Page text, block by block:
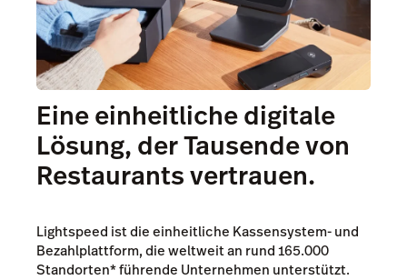
Eine einheitliche digitale
Lösung, der Tausende von
Restaurants vertrauen.
Lightspeed ist die einheitliche Kassensystem- und
Bezahlplattform, die weltweit an rund 165.000
Standorten* führende Unternehmen unterstützt.